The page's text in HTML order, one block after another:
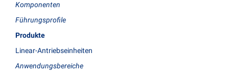
Komponenten
Führungsprofile
Produkte
Linear-Antriebseinheiten
Anwendungsbereiche